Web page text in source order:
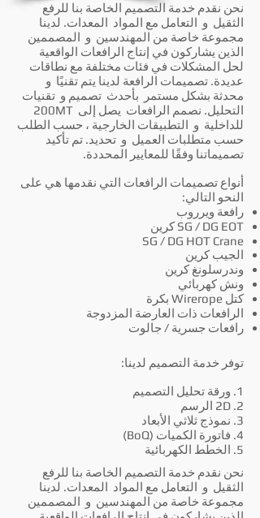
نحن نقدم خدمة التصميم الخاصة بنا للرفع
الثقيل و التعامل مع المواد المعدات. لدينا
مجموعة خاصة من المهندسين و المصممين
الذين يشاركون في إنتاج الرافعات الواقعية
لحل المشكلات في فئات مختلفة مع نطاقات
عديدة. تصميمات الرافعة لدينا يتم تقنيًا و
محدثة بشكل مستمر
بأحدث تصميم و تقنيات
التحليل. نصمم الرافعات يصل إلى 200MT
للداخلية و التطبيقات الخارجية ، حسب الطلب
حسب متطلبات العميل و تحديد. تم تأكيد
تصميماتنا وفقًا للمعايير المحددة.
أنواع تصميمات الرافعات التي نقدمها هي على
النحو التالي:
رافعة ويرروب
SG / DG EOT كرين
SG / DG HOT Crane
الجيب كرين
وندرسلونغ كرين
ونش كهربائي
كتل Wirerope بكرة
الرافعات ذات العارضة المزدوجة
رافعات جسرية / جالوت
توفر خدمة التصميم لدينا:
1. ورقة تحليل التصميم
2. 2D الرسم
3. نموذج ثلاثي الأبعاد
4. فاتورة الكميات (BoQ)
5. الخطط الكهربائية
نحن نقدم خدمة التصميم الخاصة بنا للرفع
الثقيل و التعامل مع المواد المعدات. لدينا
مجموعة خاصة من المهندسين و المصممين